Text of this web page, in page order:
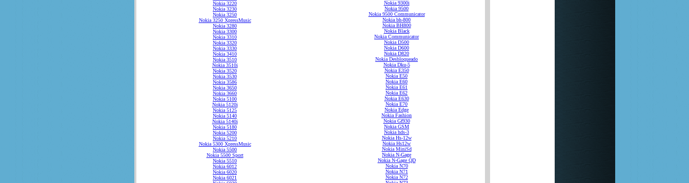
Nokia 3220
Nokia 3230
Nokia 3250
Nokia 3250 XpressMusic
Nokia 3280
Nokia 3300
Nokia 3310
Nokia 3320
Nokia 3330
Nokia 3410
Nokia 3510
Nokia 3510i
Nokia 3520
Nokia 3530
Nokia 3586
Nokia 3650
Nokia 3660
Nokia 5100
Nokia 5120i
Nokia 5125
Nokia 5140
Nokia 5140i
Nokia 5180
Nokia 5200
Nokia 5210
Nokia 5300 XpressMusic
Nokia 5500
Nokia 5500 Sport
Nokia 5510
Nokia 6012
Nokia 6020
Nokia 6021
Nokia 9300i
Nokia 9500
Nokia 9500 Communicator
Nokia bh-800
Nokia BH800
Nokia Black
Nokia Communicator
Nokia D500
Nokia D600
Nokia D820
Nokia Desbloqueado
Nokia Dku-5
Nokia E350
Nokia E50
Nokia E60
Nokia E61
Nokia E62
Nokia E630
Nokia E70
Nokia Edge
Nokia Fashion
Nokia Gf930
Nokia GSM
Nokia hds-3
Nokia Hs-12w
Nokia Hs12w
Nokia MiniSd
Nokia N-Gage
Nokia N-Gage QD
Nokia N70
Nokia N71
Nokia N72